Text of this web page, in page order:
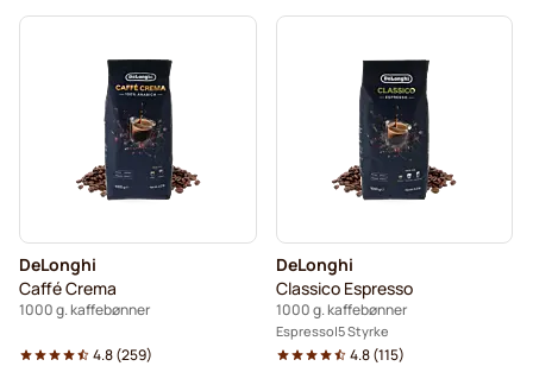
Merrild kaffebønner Garibaldi kaffebønner
Tonino Lamborghini kaffebønner Gimoka kaffebønner
Kaffekapslen kaffebønner Delonghi espressobønner
Kaffebønner
DeLonghi
Caffé Crema
1000 g. kaffebønner
4.8(259)
DeLonghi
Classico Espresso
1000 g. kaffebønner
Espresso 5 Styrke
4.8(115)